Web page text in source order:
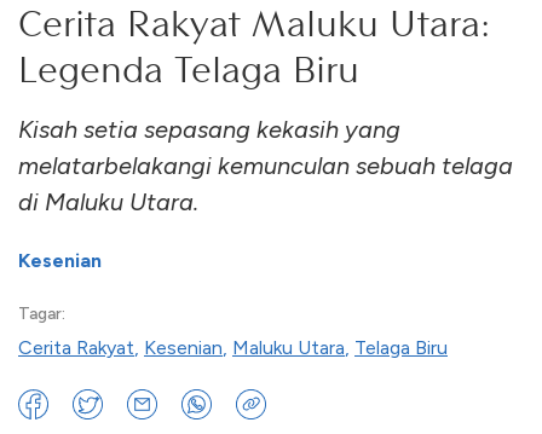
Cerita Rakyat Maluku Utara:
Legenda Telaga Biru
Kisah setia sepasang kekasih yang
melatarbelakangi kemunculan sebuah telaga
di Maluku Utara.
Kesenian
Tagar:
Cerita Rakyat, Kesenian, Maluku Utara, Telaga Biru